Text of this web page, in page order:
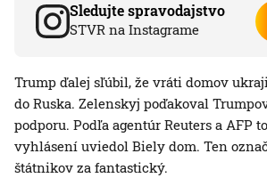
Sledujte spravodajstvo
STVR na Instagrame
Trump ďalej sľúbil, že vráti domov
do Ruska. Zelenskyj poďakoval
podporu. Podľa agentúr Reuters a AFP
vyhlásení uviedol Biely dom. Ten
štátnikov za fantastický.